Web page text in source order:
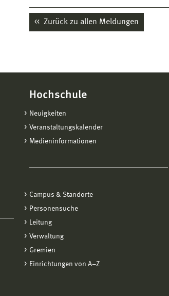
Zurück zu allen Meldungen
Hochschule
Neuigkeiten
Veranstaltungskalender
Medieninformationen
Campus & Standorte
Personensuche
Leitung
Verwaltung
Gremien
Einrichtungen von A−Z